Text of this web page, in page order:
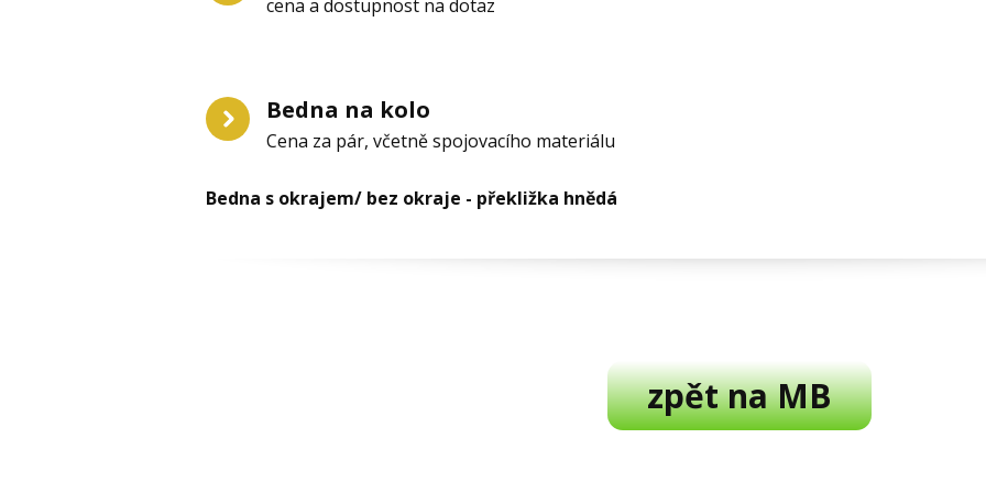
cena a dostupnost na dotaz
Bedna na kolo
Cena za pár, včetně spojovacího materiálu
Bedna s okrajem/ bez okraje - překližka hnědá
zpět na MB